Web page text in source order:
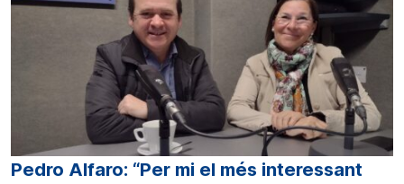
Pedro Alfaro: “Per mi el més interessant